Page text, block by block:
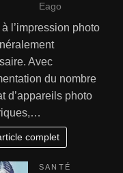
Eago
à l’impression photo
Avec
du nombre
d’appareils photo
complet
SANTÉ